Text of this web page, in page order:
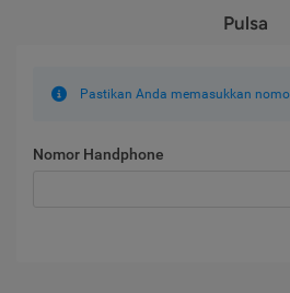
Pulsa
Pastikan Anda memasukkan
Nomor Handphone